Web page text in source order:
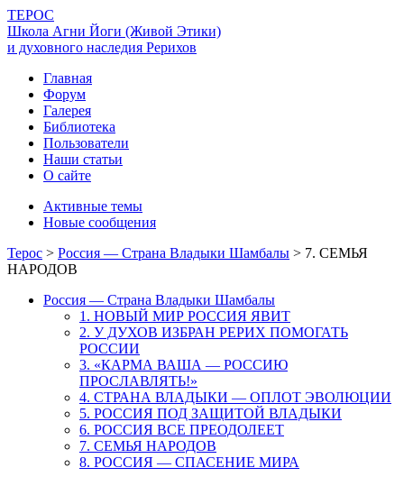
ТЕРОС
Школа Агни Йоги (Живой Этики)
и духовного наследия Рерихов
Главная
Форум
Галерея
Библиотека
Пользователи
Наши статьи
О сайте
Активные темы
Новые сообщения
Терос > Россия — Страна Владыки Шамбалы > 7. СЕМЬЯ
НАРОДОВ
Россия — Страна Владыки Шамбалы
1. НОВЫЙ МИР РОССИЯ ЯВИТ
2. У ДУХОВ ИЗБРАН РЕРИХ ПОМОГАТЬ
РОССИИ
3. «КАРМА ВАША — РОССИЮ
ПРОСЛАВЛЯТЬ!»
4. СТРАНА ВЛАДЫКИ — ОПЛОТ ЭВОЛЮЦИИ
5. РОССИЯ ПОД ЗАЩИТОЙ ВЛАДЫКИ
6. РОССИЯ ВСЕ ПРЕОДОЛЕЕТ
7. СЕМЬЯ НАРОДОВ
8. РОССИЯ — СПАСЕНИЕ МИРА